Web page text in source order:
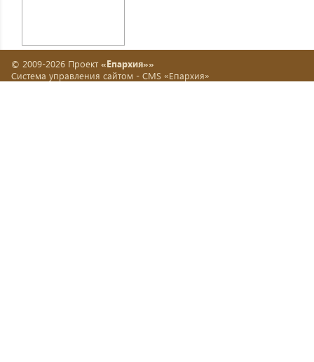
© 2009-2026 Проект «Епархия»»
Система управления сайтом - CMS «Епархия»